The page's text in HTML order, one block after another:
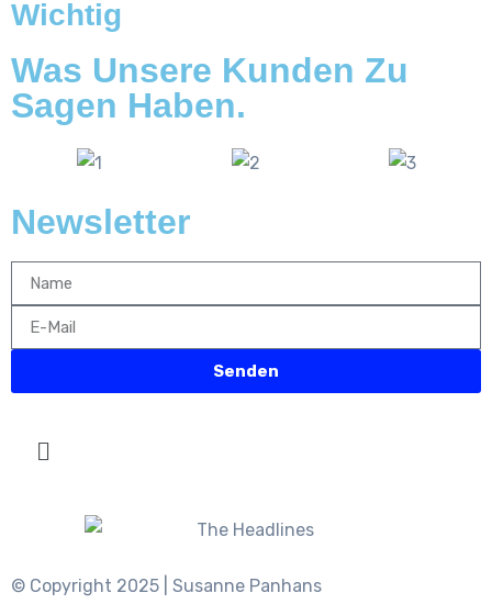
Wichtig
Was Unsere Kunden Zu
Sagen Haben.
Newsletter
Senden
© Copyright 2025 | Susanne Panhans